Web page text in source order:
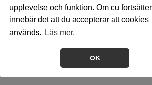
upplevelse och funktion. Om du fortsätter
innebär det att du accepterar att cookies
används.
Läs mer.
OK
Sajtkarta
070-387 75 53